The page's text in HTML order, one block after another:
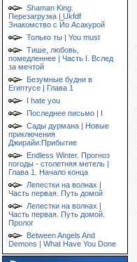
Shaman King.
Перезагрузка | Ukfdf
Знакомство с Йо Асакурой
Только ты | You must
Тише, любовь,
помедленнее | Часть I. Вслед
за мечтой
Безумные будни в
Египтусе | Глава 1
I hate you
Последнее письмо | I
Сады дурмана | Новые
приключения
Джирайи:Прибытие
Endless Winter. Прогноз
погоды - столетняя метель |
Глава 1. Начало конца
Лепестки на волнах |
Часть первая. Путь домой
Лепестки на волнах |
Часть первая. Путь домой.
Пролог
Between Angels And
Demons | What Have You Done